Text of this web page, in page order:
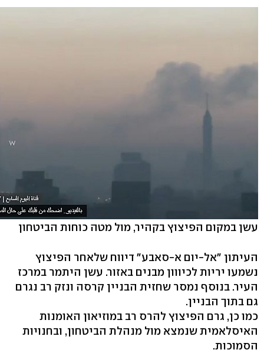
עשן במקום הפיצוץ בקהיר, מול מטה כוחות הביטחון
העיתון "אל-יום א-סאבע" דיווח שלאחר הפיצוץ
נשמעו יריות לכיווון מבנים באזור. עשן היתמר במרכז
העיר. בנוסף נמסר שחזית הבניין קרסה ונזק רב נגרם
גם בתוך הבניין.
כמו כן, גרם הפיצוץ להרס רב במוזיאון האומנות
האיסלאמית שנמצא מול מנהלת הביטחון, ובחנויות
הסמוכות.